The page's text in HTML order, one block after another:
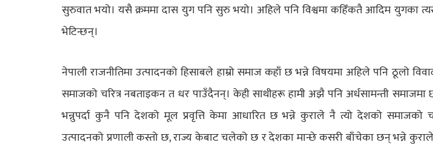
सुरुवात भयो। यसै क्रममा दास युग पनि सुरु भयो। अहिले पनि विश्वमा कहिँकतै आदिम युगका
भेटिन्छन्।
नेपाली राजनीतिमा उत्पादनको हिसाबले हाम्रो समाज कहाँ छ भन्ने विषयमा अहिले पनि ठूलो
समाजको चरित्र नबताइकन त धर पाउँदैनन्। केही साथीहरू हामी अझै पनि अर्धसामन्ती
भन्नुपर्दा कुनै पनि देशको मूल प्रवृत्ति केमा आधारित छ भन्ने कुराले नै त्यो देशको समाजको
उत्पादनको प्रणाली कस्तो छ, राज्य केबाट चलेको छ र देशका मान्छे कसरी बाँचेका छन् भन्ने